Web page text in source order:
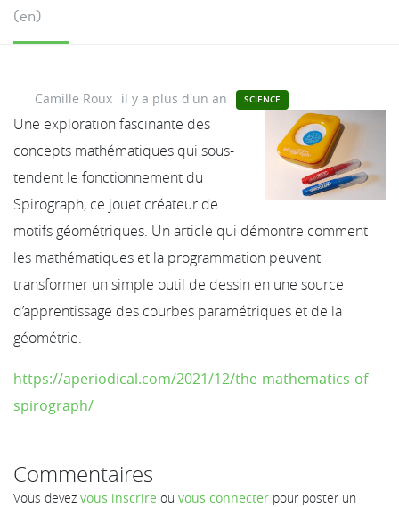
(en)
Camille Roux il y a plus d'un an SCIENCE
Une exploration fascinante des
concepts mathématiques qui sous-
tendent le fonctionnement du
Spirograph, ce jouet créateur de
motifs géométriques. Un article qui démontre comment
les mathématiques et la programmation peuvent
transformer un simple outil de dessin en une source
d’apprentissage des courbes paramétriques et de la
géométrie.
https://aperiodical.com/2021/12/the-mathematics-of-
spirograph/
Commentaires
Vous devez vous inscrire ou vous connecter pour poster un